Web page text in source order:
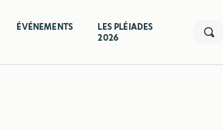
ÉVÉNEMENTS
LES PLÉIADES
2026